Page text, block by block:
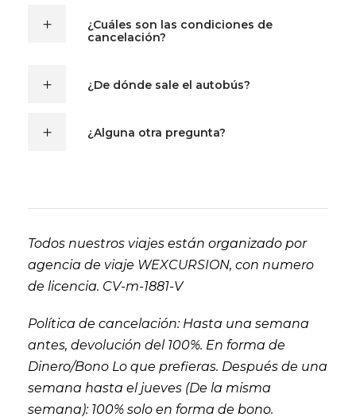
¿Cuáles son las condiciones de
cancelación?
¿De dónde sale el autobús?
¿Alguna otra pregunta?
Todos nuestros viajes están organizado por
agencia de viaje WEXCURSION, con numero
de licencia. CV-m-1881-V
Política de cancelación: Hasta una semana
antes, devolución del 100%. En forma de
Dinero/Bono Lo que prefieras. Después de una
semana hasta el jueves (De la misma
semana): 100% solo en forma de bono.